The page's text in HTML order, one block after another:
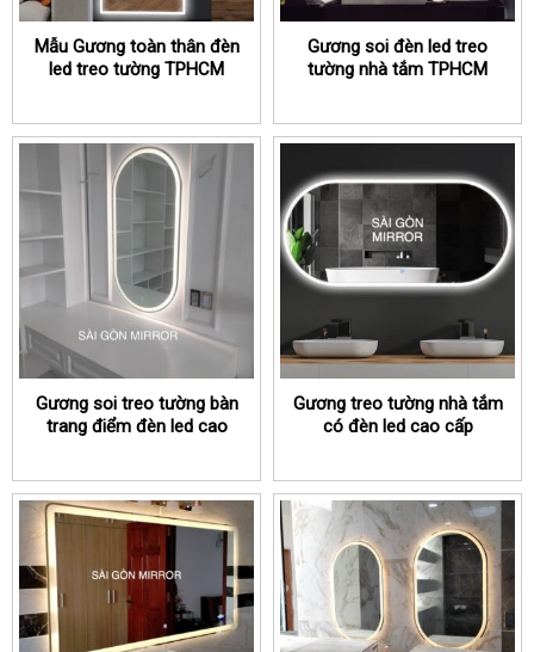
Mẫu Gương toàn thân đèn
led treo tường TPHCM
Gương soi đèn led treo
tường nhà tắm TPHCM
Gương soi treo tường bàn
trang điểm đèn led cao
Gương treo tường nhà tắm
có đèn led cao cấp